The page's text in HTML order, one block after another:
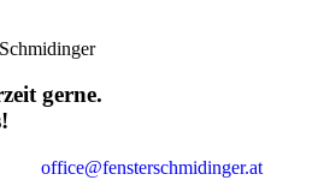
gerne.
office@fensterschmidinger.at